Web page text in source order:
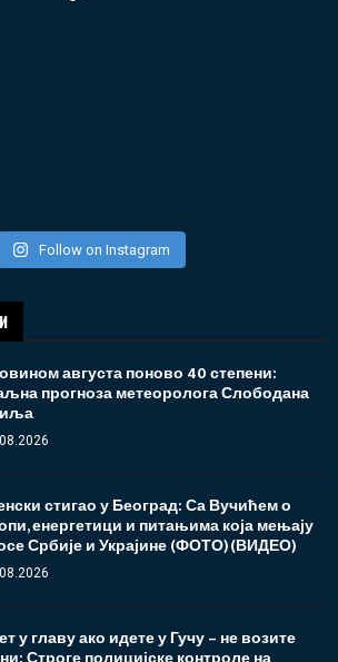
Follow on Instagram
августа поново 40 степени:
прогноза метеоролога Слободана
стигао у Београд: Са Вучићем о
енергетици и питањима која мењају
Србије и Украјине (ФОТО)(ВИДЕО)
у главу ако идете у Гучу – не возите